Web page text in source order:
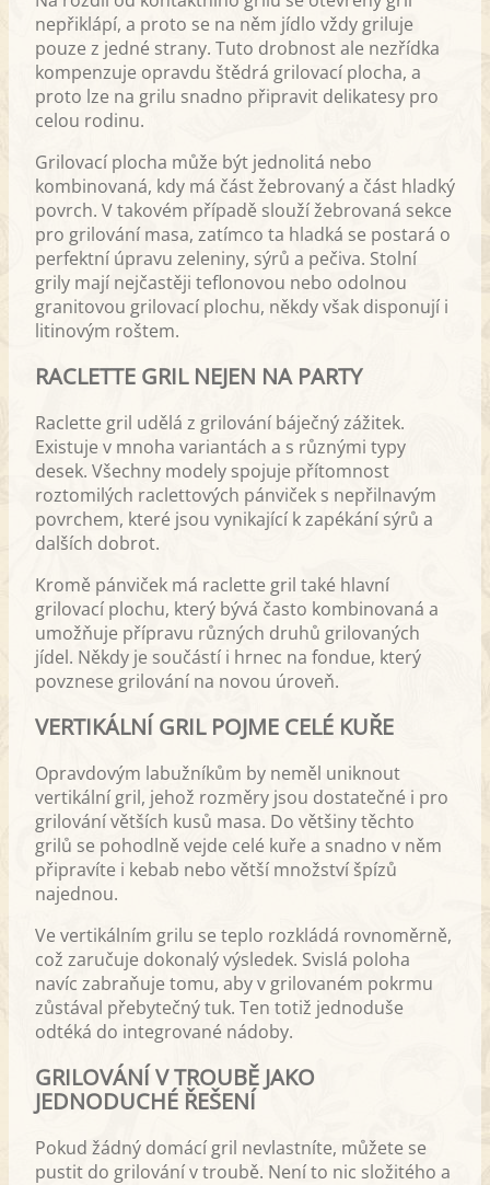
nepřiklápí, a proto se na něm jídlo vždy griluje
pouze z jedné strany. Tuto drobnost ale nezřídka
kompenzuje opravdu štědrá grilovací plocha, a
proto lze na grilu snadno připravit delikatesy pro
celou rodinu.
Grilovací plocha může být jednolitá nebo
kombinovaná, kdy má část žebrovaný a část hladký
povrch. V takovém případě slouží žebrovaná sekce
pro grilování masa, zatímco ta hladká se postará o
perfektní úpravu zeleniny, sýrů a pečiva. Stolní
grily mají nejčastěji teflonovou nebo odolnou
granitovou grilovací plochu, někdy však disponují i
litinovým roštem.
RACLETTE GRIL NEJEN NA PARTY
Raclette gril udělá z grilování báječný zážitek.
Existuje v mnoha variantách a s různými typy
desek. Všechny modely spojuje přítomnost
roztomilých raclettových pánviček s nepřilnavým
povrchem, které jsou vynikající k zapékání sýrů a
dalších dobrot.
Kromě pánviček má raclette gril také hlavní
grilovací plochu, který bývá často kombinovaná a
umožňuje přípravu různých druhů grilovaných
jídel. Někdy je součástí i hrnec na fondue, který
povznese grilování na novou úroveň.
VERTIKÁLNÍ GRIL POJME CELÉ KUŘE
Opravdovým labužníkům by neměl uniknout
vertikální gril, jehož rozměry jsou dostatečné i pro
grilování větších kusů masa. Do většiny těchto
grilů se pohodlně vejde celé kuře a snadno v něm
připravíte i kebab nebo větší množství špízů
najednou.
Ve vertikálním grilu se teplo rozkládá rovnoměrně,
což zaručuje dokonalý výsledek. Svislá poloha
navíc zabraňuje tomu, aby v grilovaném pokrmu
zůstával přebytečný tuk. Ten totiž jednoduše
odtéká do integrované nádoby.
GRILOVÁNÍ V TROUBĚ JAKO
JEDNODUCHÉ ŘEŠENÍ
Pokud žádný domácí gril nevlastníte, můžete se
pustit do grilování v troubě. Není to nic složitého a